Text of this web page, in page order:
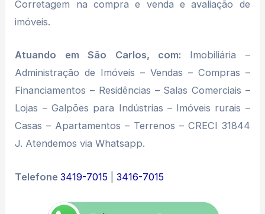
Corretagem na compra e venda e avaliação de
imóveis.
Atuando em São Carlos, com: Imobiliária –
Administração de Imóveis – Vendas – Compras –
Financiamentos – Residências – Salas Comerciais –
Lojas – Galpões para Indústrias – Imóveis rurais –
Casas – Apartamentos – Terrenos – CRECI 31844
J. Atendemos via Whatsapp.
Telefone3419-7015 |3416-7015